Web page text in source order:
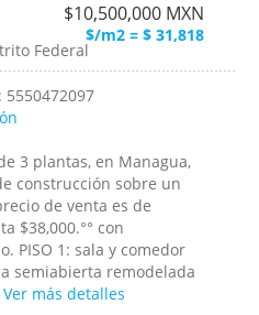
$10,500,000 MXN
$/m2 = $ 31,818
Federal
5550472097
3 plantas, en Managua,
construcción sobre un
de venta es de
$38,000.°° con
PISO 1: sala y comedor
semiabierta remodelada
Ver más detalles